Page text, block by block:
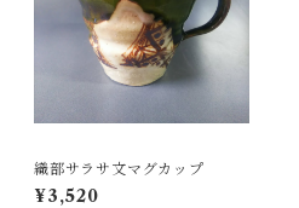
織部サラサ文マグカップ
¥3,520